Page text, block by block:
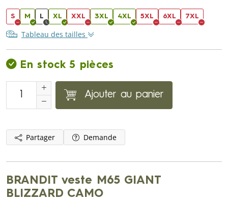
S M L XL XXL 3XL 4XL 5XL 6XL 7XL
Tableau des tailles
En stock 5 pièces
Ajouter au panier
Partager Demande
BRANDIT veste M65 GIANT
BLIZZARD CAMO